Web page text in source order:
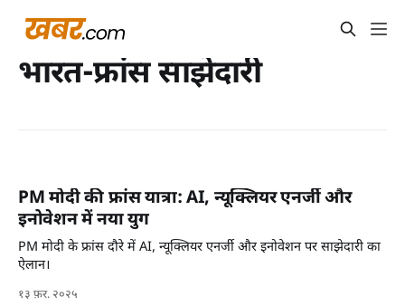
भारत-फ्रांस साझेदारी
PM मोदी की फ्रांस यात्रा: AI, न्यूक्लियर एनर्जी और
इनोवेशन में नया युग
PM मोदी के फ्रांस दौरे में AI, न्यूक्लियर एनर्जी और इनोवेशन पर साझेदारी का
ऐलान।
१३ फ़र. २०२५